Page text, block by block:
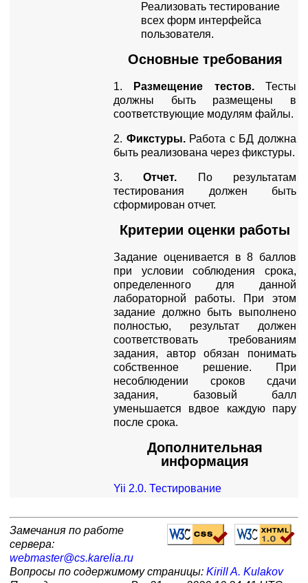
Реализовать тестирование
всех форм интерфейса
пользователя.
Основные требования
1. Размещение тестов.Тесты
должны быть размещены в
соответствующие модулям файлы.
2. Фикстуры.Работа с БД должна
быть реализована через фикстуры.
3.Отчет. По результатам
тестирования должен быть
сформирован отчет.
Критерии оценки работы
Задание оценивается в 8 баллов
при условии соблюдения срока,
определенного для данной
лабораторной работы. При этом
задание должно быть выполнено
полностью, результат должен
соответствовать требованиям
задания, автор обязан понимать
собственное решение. При
несоблюдении сроков сдачи
задания, базовый балл
уменьшается вдвое каждую пару
после срока.
Дополнительная
информация
Yii 2.0. Тестирование
Замечания по работе
сервера:
webmaster@cs.karelia.ru
Вопросы по содержимому страницы: Kirill A. Kulakov